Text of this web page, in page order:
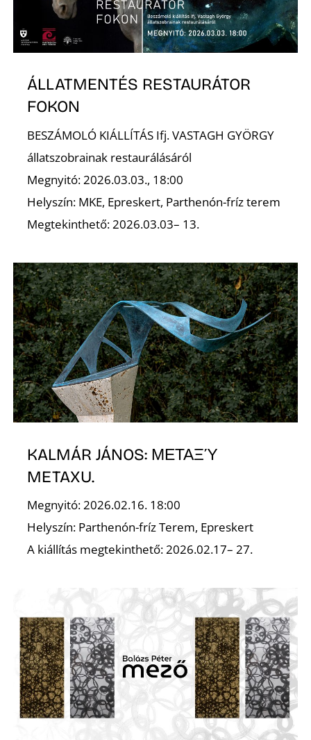
ÁLLATMENTÉS RESTAURÁTOR
FOKON
BESZÁMOLÓ KIÁLLÍTÁS Ifj. VASTAGH GYÖRGY
állatszobrainak restaurálásáról
Megnyitó: 2026.03.03., 18:00
Helyszín: MKE, Epreskert, Parthenón-fríz terem
Megtekinthető: 2026.03.03– 13.
KALMÁR JÁNOS: ΜΕΤΑΞΎ
METAXU.
Megnyitó: 2026.02.16. 18:00
Helyszín: Parthenón-fríz Terem, Epreskert
A kiállítás megtekinthető: 2026.02.17– 27.